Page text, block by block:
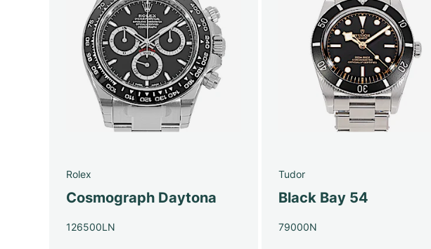
Rolex
Cosmograph Daytona
126500LN
Tudor
Black Bay 54
79000N